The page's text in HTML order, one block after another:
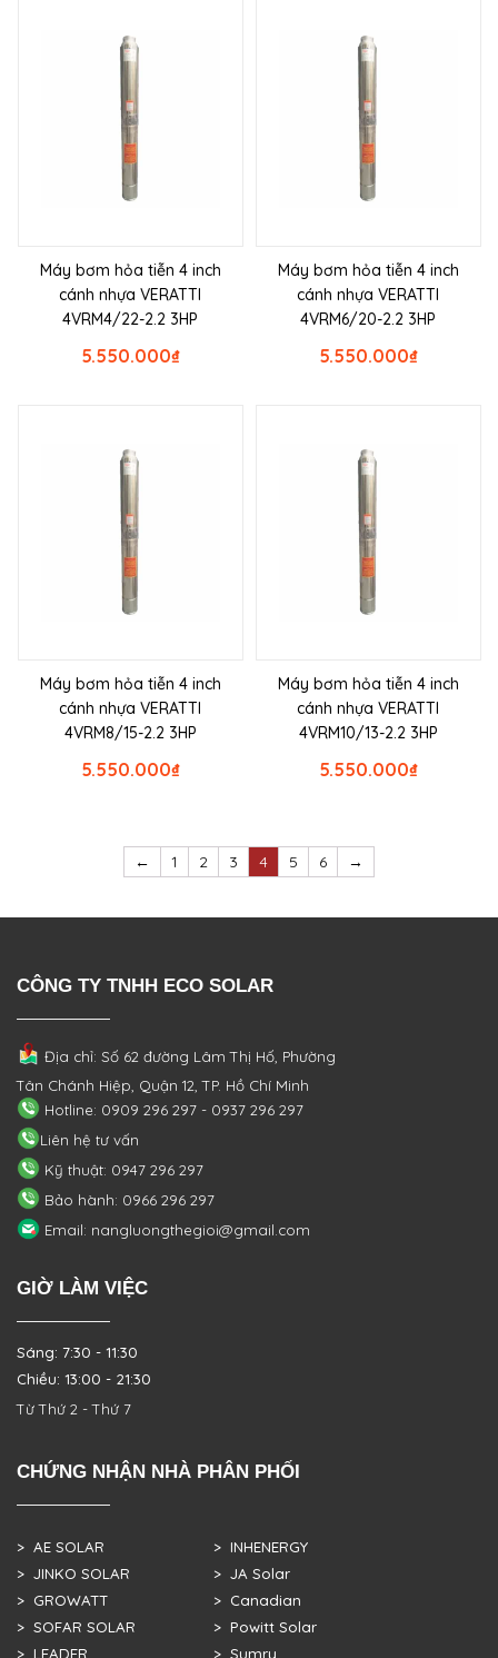
Máy bơm hỏa tiễn 4 inch
cánh nhựa VERATTI
4VRM4/22-2.2 3HP
₫
5.550.000
Máy bơm hỏa tiễn 4 inch
cánh nhựa VERATTI
4VRM6/20-2.2 3HP
₫
5.550.000
Máy bơm hỏa tiễn 4 inch
cánh nhựa VERATTI
4VRM8/15-2.2 3HP
₫
5.550.000
Máy bơm hỏa tiễn 4 inch
cánh nhựa VERATTI
4VRM10/13-2.2 3HP
₫
5.550.000
← 1 2 3 4 5 6 →
CÔNG TY TNHH ECO SOLAR
Địa chỉ: Số 62 đường Lâm Thị Hố, Phường
Tân Chánh Hiệp, Quận 12, TP. Hồ Chí Minh
Hotline: 0909 296 297 - 0937 296 297
Liên hệ tư vấn
Kỹ thuật: 0947 296 297
Bảo hành: 0966 296 297
Email: nangluongthegioi@gmail.com
GIỜ LÀM VIỆC
Sáng: 7:30 - 11:30
Chiều: 13:00 - 21:30
Từ Thứ 2 - Thứ 7
CHỨNG NHẬN NHÀ PHÂN PHỐI
> AE SOLAR
> JINKO SOLAR
> GROWATT
> SOFAR SOLAR
> LEADER
> INHENERGY
> JA Solar
> Canadian
> Powitt Solar
> Sumry